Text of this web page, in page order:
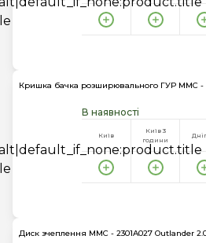
Кришка бачка розширювального ГУР MMC -
В наявності
Київ
Київ 3
години
Диск зчеплення MMC - 2301A027 Outlander